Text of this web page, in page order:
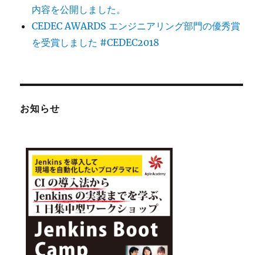
内容を公開しました。
CEDEC AWARDS エンジニアリング部門の優秀賞
を受賞しました #CEDEC2018
お知らせ